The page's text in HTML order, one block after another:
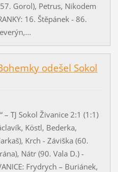
Gorol), Petrus, Nikodem
16. Štěpánek - 86.
odešel Sokol
– TJ Sokol Živanice 2:1 (1:1)
Köstl, Bederka,
Krch - Záviška (60.
Nátr (90. Vala D.) -
Frydrych – Buriánek,